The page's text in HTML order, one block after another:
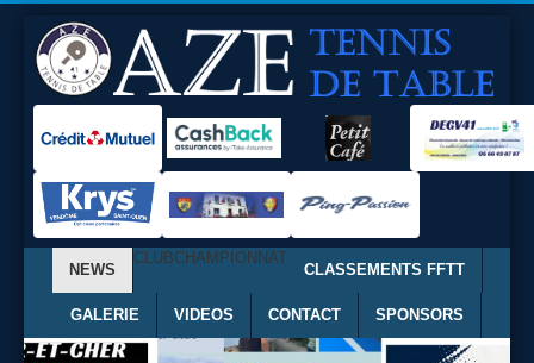
NEWS
CLUBCHAMPIONNAT
CLASSEMENTS FFTT
GALERIE VIDEOS CONTACT SPONSORS